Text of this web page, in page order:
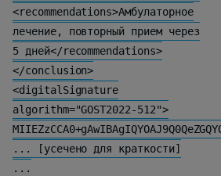
<recommendations>Амбулаторное
лечение, повторный прием через
5 дней</recommendations>
</conclusion>
<digitalSignature
algorithm="GOST2022-512">
... [усечено для краткости]
...